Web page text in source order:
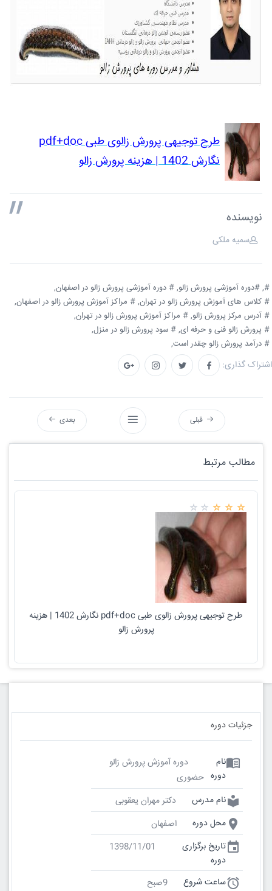
طرح توجیهی پرورش زالوی طبی pdf+doc
نگارش 1402 | هزینه پرورش زالو
نویسنده
سمیه ملکی
#, #دوره آموزشی پرورش زالو, # دوره آموزشی پرورش زالو در اصفهان,
# کلاس های آموزش پرورش زالو در تهران, # مراکز آموزش پرورش زالو در اصفهان,
# آدرس مرکز پرورش زالو, # مراکز آموزش پرورش زالو در تهران,
# پرورش زالو فنی و حرفه ای, # سود پرورش زالو در منزل,
# درآمد پرورش زالو چقدر است,
اشتراک گذاری:
قبلی بعدی
مطالب مرتبط
طرح توجیهی پرورش زالوی طبی pdf+doc نگارش 1402 | هزینه
پرورش زالو
جزئیات دوره
menu_bookنام
دوره
دوره آموزش پرورش زالو
حضوری
local_libraryنام مدرس دکتر مهران یعقوبی
room محل دوره اصفهان
eventتاریخ برگزاری
دوره
1398/11/01
access_alarmساعت شروع 9صبح